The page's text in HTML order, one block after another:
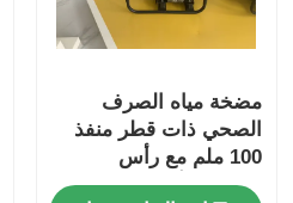
مضخة مياه الصرف
الصحي ذات قطر منفذ
100 ملم مع رأس
امتصاص أقصى 8 م